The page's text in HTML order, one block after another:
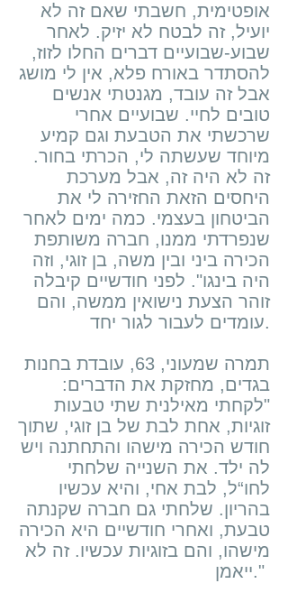
אופטימית, חשבתי שאם זה לא
יועיל, זה לבטח לא יזיק. לאחר
שבוע-שבועיים דברים החלו לזוז,
להסתדר באורח פלא, אין לי מושג
אבל זה עובד, מגנטתי אנשים
טובים לחיי. שבועיים אחרי
שרכשתי את הטבעת וגם קמיע
מיוחד שעשתה לי, הכרתי בחור.
זה לא היה זה, אבל מערכת
היחסים הזאת החזירה לי את
הביטחון בעצמי. כמה ימים לאחר
שנפרדתי ממנו, חברה משותפת
הכירה ביני ובין משה, בן זוגי, וזה
היה בינגו". לפני חודשיים קיבלה
זוהר הצעת נישואין ממשה, והם
עומדים לעבור לגור יחד.
תמרה שמעוני, 63, עובדת בחנות
בגדים, מחזקת את הדברים:
"לקחתי מאילנית שתי טבעות
זוגיות, אחת לבת של בן זוגי, שתוך
חודש הכירה מישהו והתחתנה ויש
לה ילד. את השנייה שלחתי
לחו“ל, לבת אחי, והיא עכשיו
בהריון. שלחתי גם חברה שקנתה
טבעת, ואחרי חודשיים היא הכירה
מישהו, והם בזוגיות עכשיו. זה לא
ייאמן."